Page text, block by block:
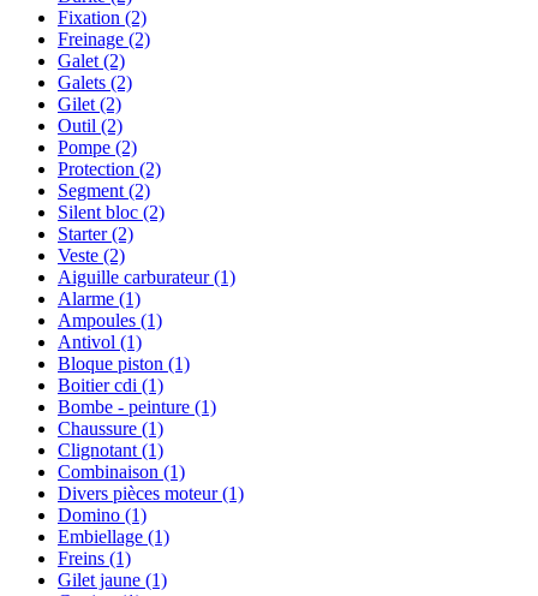
Fixation (2)
Freinage (2)
Galet (2)
Galets (2)
Gilet (2)
Outil (2)
Pompe (2)
Protection (2)
Segment (2)
Silent bloc (2)
Starter(2)
Veste (2)
Aiguille carburateur(1)
Alarme (1)
Ampoules (1)
Antivol (1)
Bloque piston (1)
Boitier cdi (1)
Bombe - peinture (1)
Chaussure (1)
Clignotant (1)
Combinaison (1)
Divers pièces moteur(1)
Domino (1)
Embiellage (1)
Freins (1)
Gilet jaune (1)